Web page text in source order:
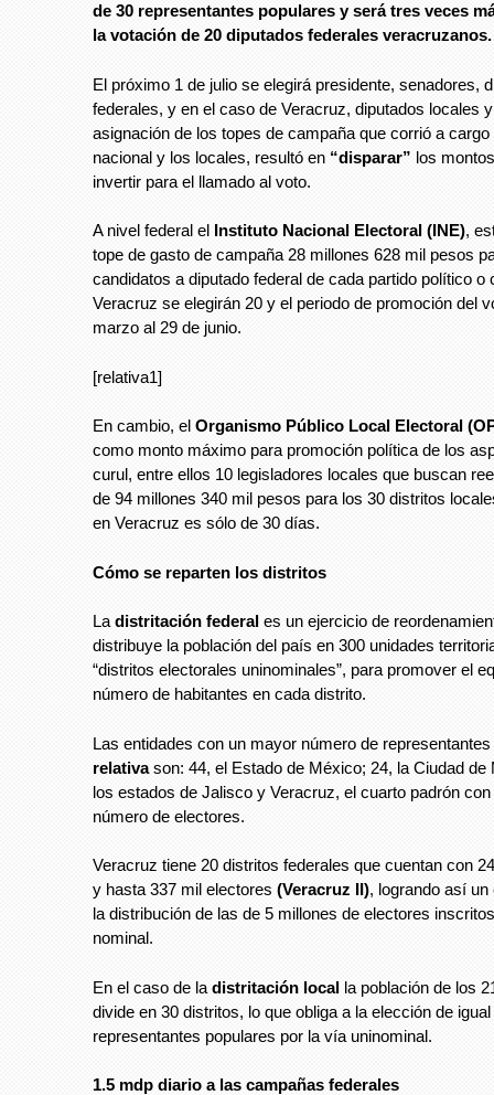
de 30 representantes populares y será tres veces
la votación de 20 diputados federales veracruzanos.
El próximo 1 de julio se elegirá presidente, senadores,
federales, y en el caso de Veracruz, diputados locales
asignación de los topes de campaña que corrió a cargo
nacional y los locales, resultó en “disparar” los
invertir para el llamado al voto.
A nivel federal el Instituto Nacional Electoral (INE),
tope de gasto de campaña 28 millones 628 mil pesos
candidatos a diputado federal de cada partido político o
Veracruz se elegirán 20 y el periodo de promoción del
marzo al 29 de junio.
[relativa1]
En cambio, el Organismo Público Local Electoral
como monto máximo para promoción política de los
curul, entre ellos 10 legisladores locales que buscan
de 94 millones 340 mil pesos para los 30 distritos
en Veracruz es sólo de 30 días.
Cómo se reparten los distritos
La distritación federal es un ejercicio de
distribuye la población del país en 300 unidades
“distritos electorales uninominales”, para promover el
número de habitantes en cada distrito.
Las entidades con un mayor número de
relativason: 44, el Estado de México; 24, la Ciudad de
los estados de Jalisco y Veracruz, el cuarto padrón
número de electores.
Veracruz tiene 20 distritos federales que cuentan con
y hasta 337 mil electores (Veracruz II), logrando así un
la distribución de las de 5 millones de electores
nominal.
En el caso de la distritación local la población de los
divide en 30 distritos, lo que obliga a la elección de
representantes populares por la vía uninominal.
1.5 mdp diario a las campañas federales